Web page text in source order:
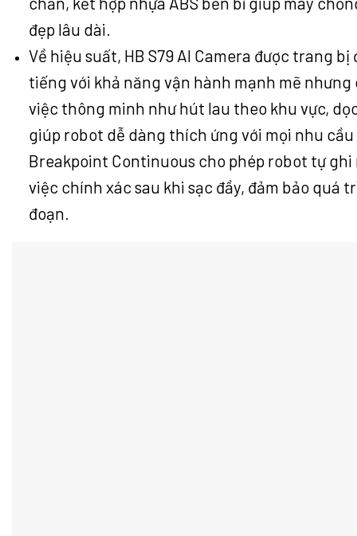
đẹp lâu dài.
Về hiệu suất, HB S79 AI Camera được trang
tiếng với khả năng vận hành mạnh mẽ nhưng
việc thông minh như hút lau theo khu vực,
giúp robot dễ dàng thích ứng với mọi nhu
Breakpoint Continuous cho phép robot tự
việc chính xác sau khi sạc đầy, đảm bảo quá
đoạn.